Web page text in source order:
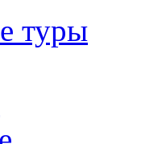
туры